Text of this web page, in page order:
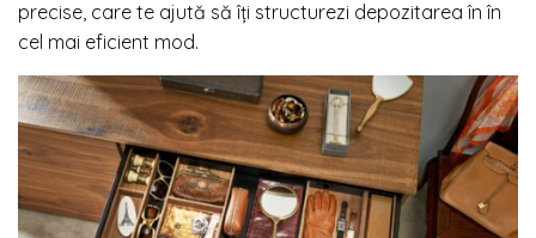
precise, care te ajută să îți structurezi depozitarea în în
cel mai eficient mod.